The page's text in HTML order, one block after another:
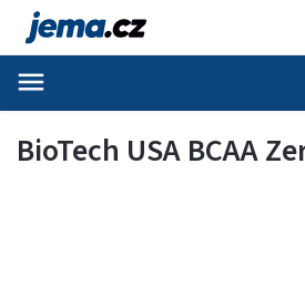
BioTech USA BCAA